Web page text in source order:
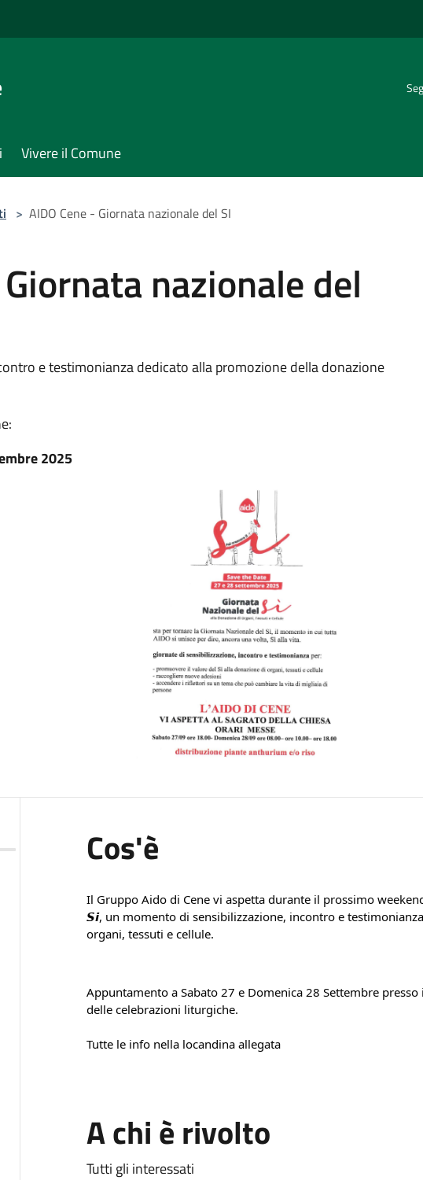
Vivere il Comune
> AIDO Cene - Giornata nazionale del SI
nazionale del
e testimonianza dedicato alla promozione della donazione
2025
Cos'è
Il Gruppo Aido di Cene vi aspetta durante il prossimo
𝙎𝙞, un momento di sensibilizzazione, incontro e
organi, tessuti e cellule.
Appuntamento a Sabato 27 e Domenica 28 Settembre
delle celebrazioni liturgiche.
Tutte le info nella locandina allegata
A chi è rivolto
Tutti gli interessati